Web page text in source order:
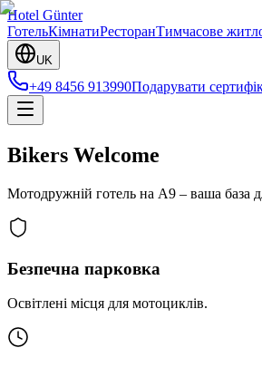
Hotel Günter
ГотельКімнатиРесторанТимчасове
UK
+49 8456 913990Подарувати
Bikers Welcome
Мотодружній готель на A9 – ваша база
Безпечна парковка
Освітлені місця для мотоциклів.